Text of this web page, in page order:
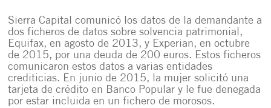
Sierra Capital comunicó los datos de la demandante a
dos ficheros de datos sobre solvencia patrimonial,
Equifax, en agosto de 2013, y Experian, en octubre
de 2015, por una deuda de 200 euros. Estos ficheros
comunicaron estos datos a varias entidades
crediticias. En junio de 2015, la mujer solicitó una
tarjeta de crédito en Banco Popular y le fue denegada
por estar incluida en un fichero de morosos.